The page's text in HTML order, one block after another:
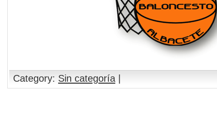
Category: Sin categoría